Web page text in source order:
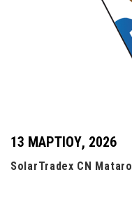
13 ΜΑΡΤΊΟΥ, 2026
SolarTradex CN Mataro